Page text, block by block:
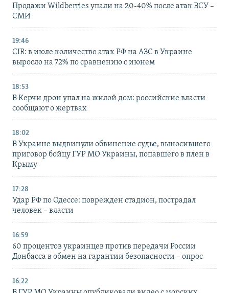
Продажи Wildberries упали на 20-40% после атак ВСУ –
СМИ
19:46
CIR: в июле количество атак РФ на АЗС в Украине
выросло на 72% по сравнению с июнем
18:53
В Керчи дрон упал на жилой дом: российские власти
сообщают о жертвах
18:02
В Украине выдвинули обвинение судье, выносившего
приговор бойцу ГУР МО Украины, попавшего в плен в
Крыму
17:28
Удар РФ по Одессе: поврежден стадион, пострадал
человек – власти
16:59
60 процентов украинцев против передачи России
Донбасса в обмен на гарантии безопасности – опрос
16:22